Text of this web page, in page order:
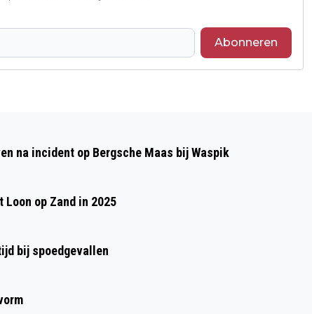
Abonneren
AVOND WILLEM VAN ORANJE COLLEGE
na incident op Bergsche Maas bij Waspik
op Zand in 2025
bij spoedgevallen